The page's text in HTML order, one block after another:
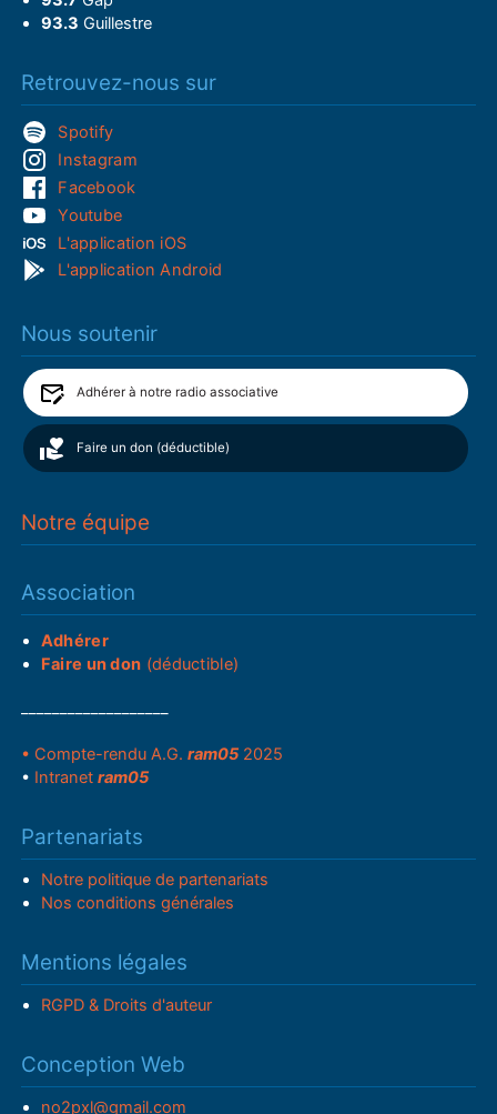
93.3 Guillestre
Retrouvez-nous sur
Spotify
Instagram
Facebook
Youtube
L'application iOS
L'application Android
Nous soutenir
Adhérer à notre radio associative
Faire un don (déductible)
Notre équipe
Association
Adhérer
Faire un don (déductible)
• Compte-rendu A.G.ram05 2025
• Intranetram05
Partenariats
Notre politique de partenariats
Nos conditions générales
Mentions légales
RGPD & Droits d'auteur
Conception Web
no2pxl@gmail.com